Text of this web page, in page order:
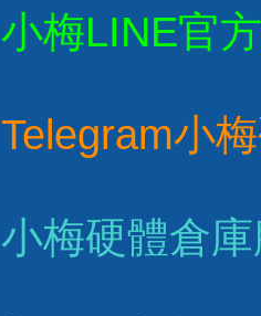
小梅LINE官
Telegram小
小梅硬體倉